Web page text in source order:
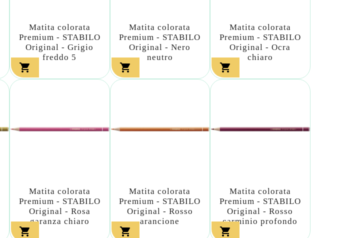
Matita colorata
Premium - STABILO
Original - Grigio
freddo 5

Matita colorata
Premium - STABILO
Original - Nero
neutro

Matita colorata
Premium - STABILO
Original - Ocra
chiaro

Matita colorata
Premium - STABILO
Original - Rosa
garanza chiaro

Matita colorata
Premium - STABILO
Original - Rosso
arancione

Matita colorata
Premium - STABILO
Original - Rosso
carminio profondo
